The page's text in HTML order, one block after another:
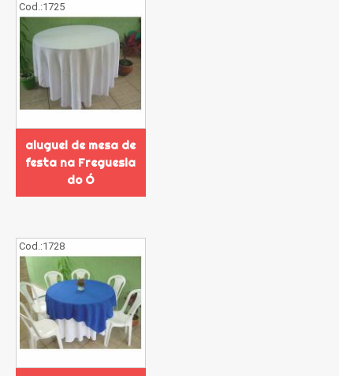
Cod.:1725
aluguel de mesa de
festa na Freguesia
do Ó
Cod.:1728